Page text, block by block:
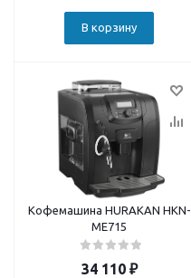
В корзину
Кофемашина HURAKAN HKN-
ME715
34 110₽